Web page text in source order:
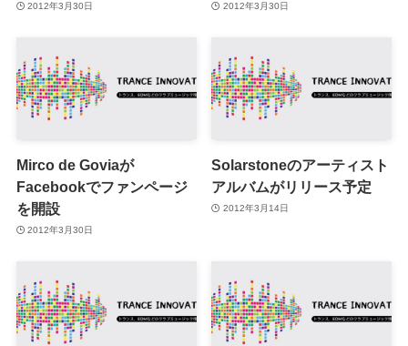
2012年3月30日 2012年3月30日
Mirco de Goviaが
Facebookでファンページ
を開設
2012年3月30日
Solarstoneのアーティスト
アルバムがリリース予定
2012年3月14日